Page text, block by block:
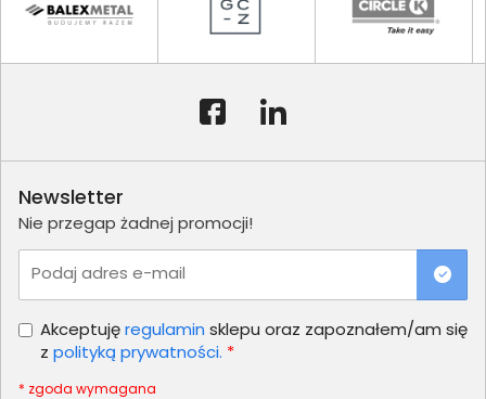
Newsletter
Nie przegap żadnej promocji!
Podaj adres e-mail
Akceptujęregulamin sklepu oraz zapoznałem/am się
z polityką prywatności. *
* zgoda wymagana